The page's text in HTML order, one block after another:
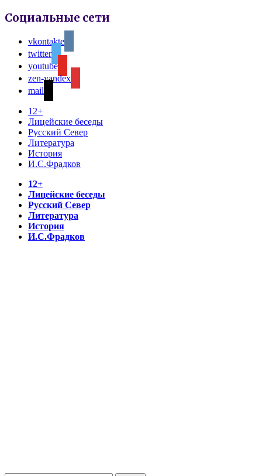
Социальные сети
vkontakte
twitter
youtube
zen-yandex
mail
12+
Лицейские беседы
Русский Север
Литература
История
И.С.Фрадков
12+
Лицейские беседы
Русский Север
Литература
История
И.С.Фрадков